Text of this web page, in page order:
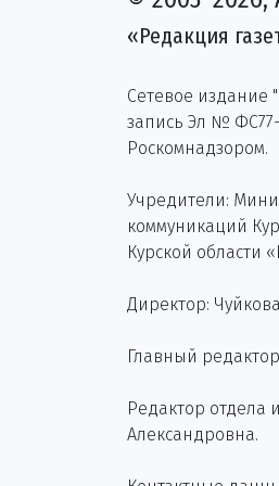
«Редакция
Сетевое издание
запись Эл №
Роскомнадзором.
Учредители:
коммуникаций
Курской области
Директор:
Главный
Редактор
Александровна.